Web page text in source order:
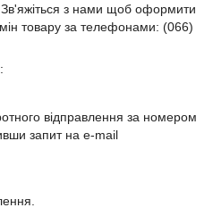
з нами щоб оформити
товару за телефонами: (066)
відправлення за номером
запит на e-mail